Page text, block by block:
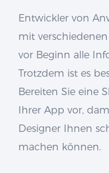
Entwickler von
mit
vor Beginn alle
Trotzdem ist es
Bereiten Sie eine
Ihrer App vor,
Designer Ihnen
machen können.